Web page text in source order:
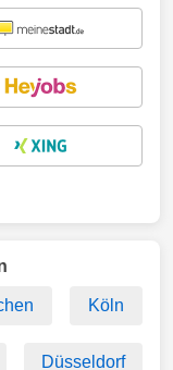
Köln
Düsseldorf